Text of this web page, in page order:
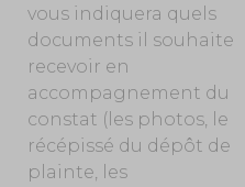
vous indiquera quels
documents il souhaite
recevoir en
accompagnement du
constat (les photos, le
récépissé du dépôt de
plainte, les